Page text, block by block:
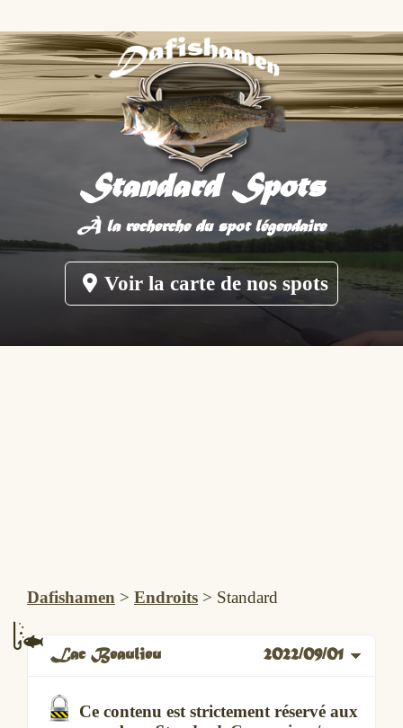
Standard Spots
À la recherche du spot légendaire
Voir la carte de nos spots
Dafishamen > Endroits > Standard
Lac Beaulieu 2022/09/01
Ce contenu est strictement réservé aux